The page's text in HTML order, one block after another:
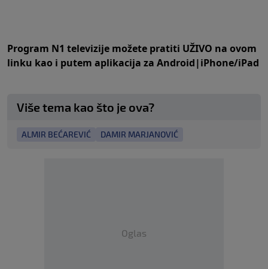
Program N1 televizije možete pratiti UŽIVO na ovom
linku kao i putem aplikacija za Android|iPhone/iPad
Više tema kao što je ova?
ALMIR BEĆAREVIĆ DAMIR MARJANOVIĆ
Oglas